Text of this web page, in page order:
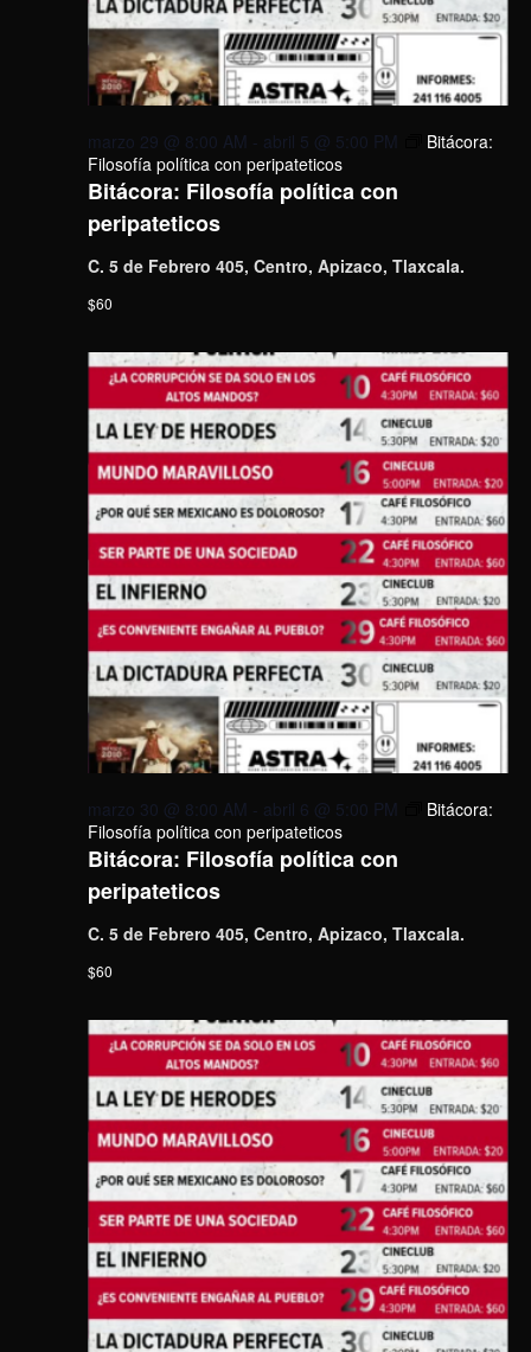
Bitácora: Filosofía política con
peripateticos
marzo 29 @ 8:00 AM - abril 5 @ 5:00 PM
Bitácora:
Filosofía política con peripateticos
C. 5 de Febrero 405, Centro, Apizaco, Tlaxcala.
$60
Bitácora: Filosofía política con
peripateticos
marzo 30 @ 8:00 AM - abril 6 @ 5:00 PM
Bitácora:
Filosofía política con peripateticos
C. 5 de Febrero 405, Centro, Apizaco, Tlaxcala.
$60